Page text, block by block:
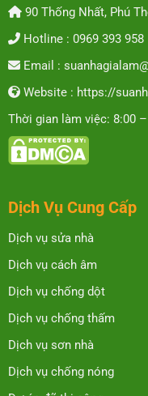
90 Thống Nhất, Phú
Hotline : 0969 393 958
Email :
Website : https://
Thời gian làm việc: 8:00
Dịch Vụ Cung Cấp
Dịch vụ sửa nhà
Dịch vụ cách âm
Dịch vụ chống dột
Dịch vụ chống thấm
Dịch vụ sơn nhà
Dịch vụ chống nóng